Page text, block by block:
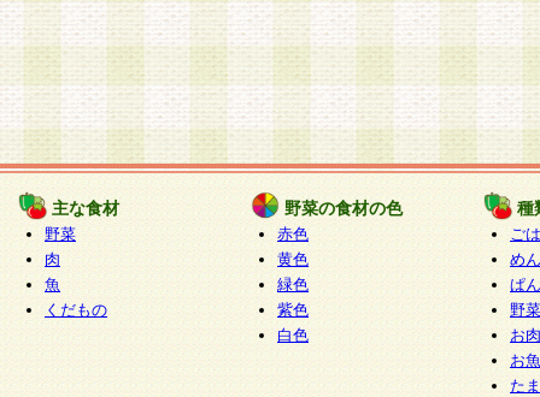
主な食材
野菜
肉
魚
くだもの
野菜の食材の色
赤色
黄色
緑色
紫色
白色
種
ご
めん
ぱん
野
お
お
た